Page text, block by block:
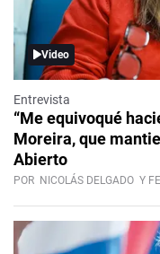
Video
Entrevista
“Me equivoqué
Moreira, que
Abierto
POR NICOLÁS DELGADO Y